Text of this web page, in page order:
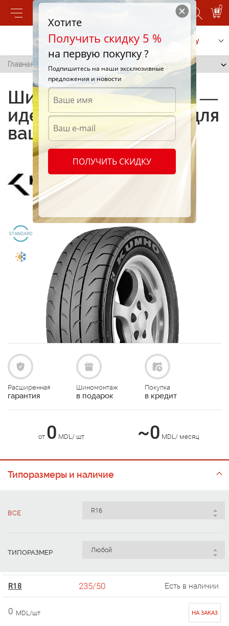
0
Позвонить Заказать услугу
Главная /
Шины Ecsta ASX KU21 —
идеальное решение для
вашего автомобиля!
Расширенная
гарантия
Шиномонтаж
в подарок
Покупка
в кредит
от 0 MDL/ шт ~0 MDL/ месяц
Типоразмеры и наличие
ВСЕ
ТИПОРАЗМЕР
R18 235/50 Есть в наличии
0 MDL/шт НА ЗАКАЗ
Хотите
Получить скидку 5 %
на первую покупку ?
Подпишитесь на наши эксклюзивные
предложения и новости
ПОЛУЧИТЬ СКИДКУ